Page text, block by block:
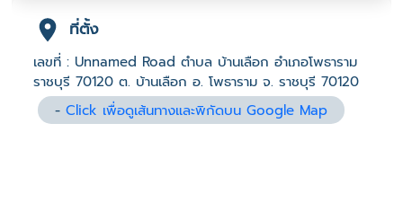
ที่ตั้ง
เลขที่ : Unnamed Road ตำบล บ้านเลือก อำเภอโพธาราม
ราชบุรี 70120 ต. บ้านเลือก อ. โพธาราม จ. ราชบุรี 70120
-Click เพื่อดูเส้นทางและพิกัดบน Google Map